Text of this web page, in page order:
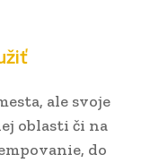
ale svoje
oblasti či na
do